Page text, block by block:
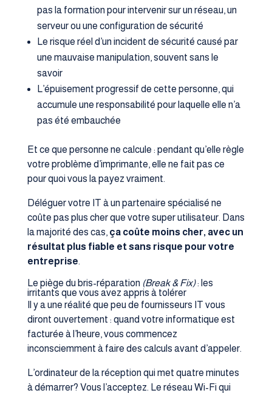
pas la formation pour intervenir sur un réseau, un
serveur ou une configuration de sécurité
Le risque réel d’un incident de sécurité causé par
une mauvaise manipulation, souvent sans le
savoir
L’épuisement progressif de cette personne, qui
accumule une responsabilité pour laquelle elle n’a
pas été embauchée
Et ce que personne ne calcule : pendant qu’elle règle
votre problème d’imprimante, elle ne fait pas ce
pour quoi vous la payez vraiment.
Déléguer votre IT à un partenaire spécialisé ne
coûte pas plus cher que votre super utilisateur. Dans
la majorité des cas, ça coûte moins cher, avec un
résultat plus fiable et sans risque pour votre
entreprise.
Le piège du bris-réparation (Break & Fix): les
irritants que vous avez appris à tolérer
Il y a une réalité que peu de fournisseurs IT vous
diront ouvertement : quand votre informatique est
facturée à l’heure, vous commencez
inconsciemment à faire des calculs avant d’appeler.
L’ordinateur de la réception qui met quatre minutes
à démarrer? Vous l’acceptez. Le réseau Wi-Fi qui